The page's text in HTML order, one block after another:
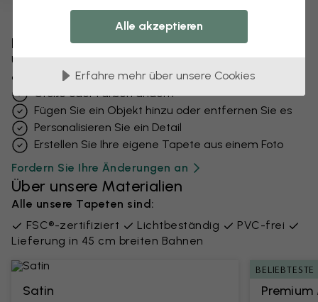
Bearbeiten Sie Ihre Tapete
Unser Designteam kann jedes Motiv optimieren,
damit es für Sie einzigartig wird.
Größe oder Farben ändern
Fügen Sie ein Objekt hinzu oder entfernen Sie es
Personalisieren Sie ein Detail
Erstellen Sie Ihre eigene Tapete aus einem Foto
Fordern Sie Ihre Änderungen an
Über unsere Materialien
Alle unsere Tapeten sind:
FSC®-zertifiziert
Lichtbeständig
PVC-frei
Lieferung in 45 cm breiten Bahnen
Satin
BELIEBTESTE
Alle akzeptieren
Erfahre mehr über unsere Cookies